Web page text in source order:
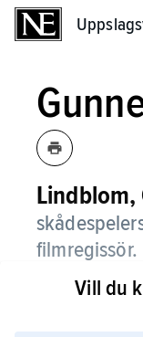
Lindblom,
filmregissör.
GunnelVill du